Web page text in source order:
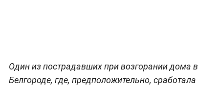
Один из пострадавших при возгорании дома в
Белгороде, где, предположительно, сработала